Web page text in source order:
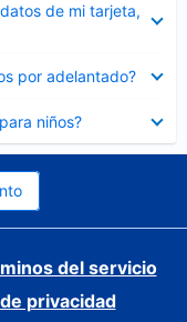
de mi tarjeta,
por adelantado?
niños?
del servicio
privacidad